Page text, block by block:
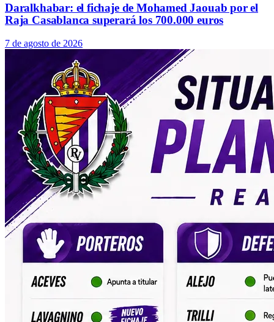
Daralkhabar: el fichaje de Mohamed Jaouab por el
Raja Casablanca superará los 700.000 euros
7 de agosto de 2026